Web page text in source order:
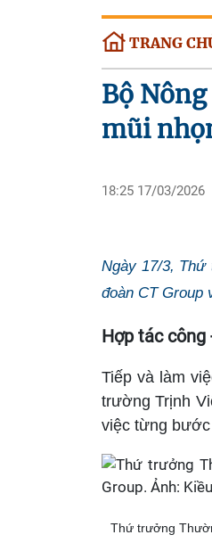
TRANG
Bộ
mũi
18:25 17/03/2026
Ngày 17/3,
đoàn CT Group
Hợp tác
Tiếp và làm
trường Trịnh
việc từng
Thứ trưởng